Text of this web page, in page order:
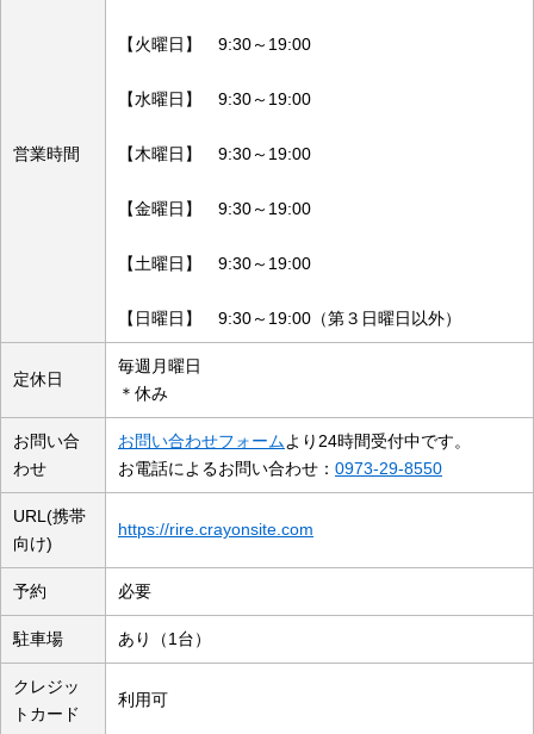
営業時間
【火曜日】 9:30～19:00
【水曜日】 9:30～19:00
【木曜日】 9:30～19:00
【金曜日】 9:30～19:00
【土曜日】 9:30～19:00
【日曜日】 9:30～19:00（第３日曜日以外）
定休日
毎週月曜日
＊休み
お問い合
わせ
お問い合わせフォームより24時間受付中です。
お電話によるお問い合わせ： 0973-29-8550
URL(携帯
向け)
https://rire.crayonsite.com
予約 必要
駐車場 あり（1台）
クレジッ
トカード
利用可